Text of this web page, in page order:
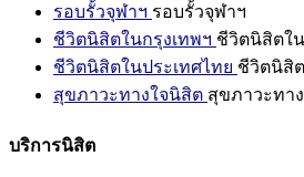
รอบรั้วจุฬาฯ รอบรั้วจุฬาฯ
ชีวิตนิสิตในกรุงเทพฯ ชีวิตนิสิตใ
ชีวิตนิสิตในประเทศไทย ชีวิตนิสิ
สุขภาวะทางใจนิสิต สุขภาวะทา
บริการนิสิต